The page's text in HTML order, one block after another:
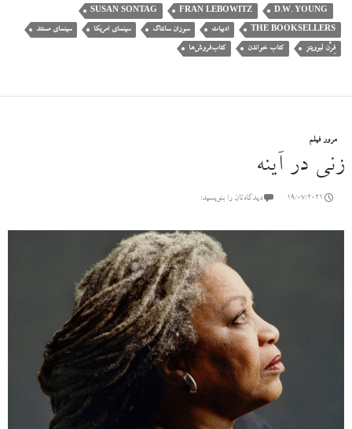
D.W. YOUNG
FRAN LEBOWITZ
SUSAN SONTAG
THE BOOKSELLERS ادبیات سوزان سانتاگ سینمای امریکا سینمای مستند
فِرَن لبوویتز کتاب خواندن کتاب‌فروش‌ها
مرور فیلم
زنی در آینه
19/07/2021 دیدگاه‌تان را بنویسید: